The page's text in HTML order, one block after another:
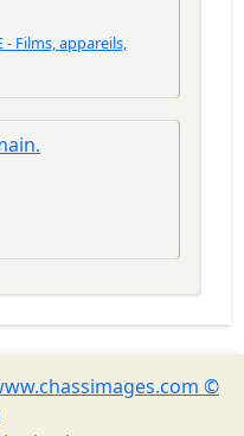
- Films, appareils,
©